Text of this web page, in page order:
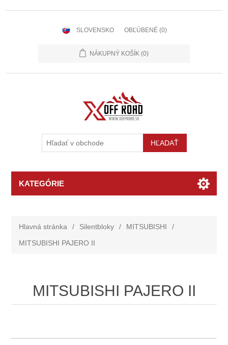
SLOVENSKO OBĽÚBENÉ (0)
NÁKUPNÝ KOŠÍK (0)
KATEGÓRIE
Hlavná stránka / Silentbloky / MITSUBISHI
/
MITSUBISHI PAJERO II
MITSUBISHI PAJERO II